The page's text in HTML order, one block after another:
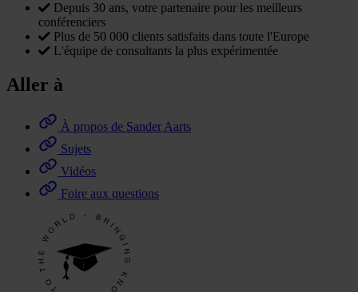
Depuis 30 ans, votre partenaire pour les meilleurs
conférenciers
Plus de 50 000 clients satisfaits dans toute l'Europe
L'équipe de consultants la plus expérimentée
Aller à
À propos de Sander Aarts
Sujets
Vidéos
Foire aux questions